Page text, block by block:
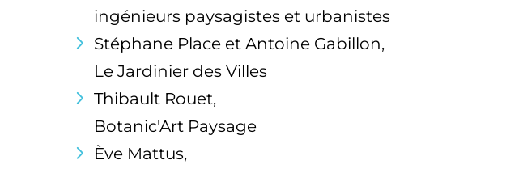
ingénieurs paysagistes et urbanistes
Stéphane Place et Antoine Gabillon,
Le Jardinier des Villes
Thibault Rouet,
Botanic'Art Paysage
Ève Mattus,